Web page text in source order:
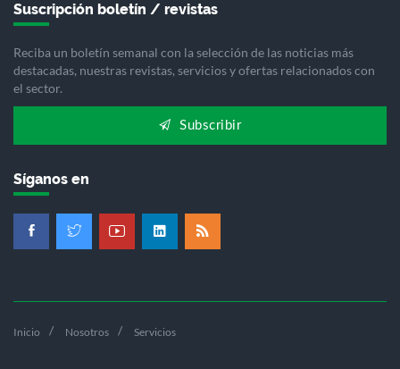
Suscripción boletín / revistas
Reciba un boletín semanal con la selección de las noticias más
destacadas, nuestras revistas, servicios y ofertas relacionados con
el sector.
Subscribir
Síganos en
Inicio Nosotros Servicios